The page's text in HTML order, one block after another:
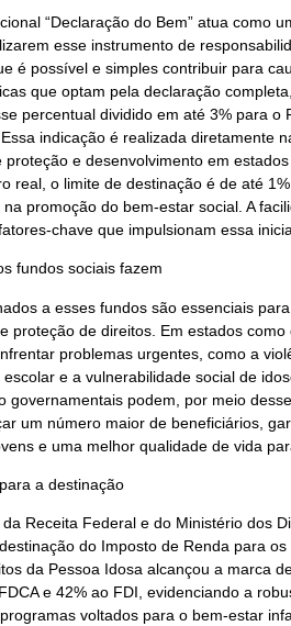
“Declaração do Bem” atua como
esse instrumento de
é possível e simples contribuir para
que optam pela declaração
percentual dividido em até 3% para
indicação é realizada diretamente
proteção e desenvolvimento em
real, o limite de destinação é de até
promoção do bem-estar social. A
chave que impulsionam essa
fundos sociais fazem
a esses fundos são essenciais
proteção de direitos. Em estados
problemas urgentes, como a
e a vulnerabilidade social de
governamentais podem, por meio
um número maior de beneficiários,
e uma melhor qualidade de vida
a destinação
Receita Federal e do Ministério dos
do Imposto de Renda para
da Pessoa Idosa alcançou a marca
e 42% ao FDI, evidenciando a
voltados para o bem-estar